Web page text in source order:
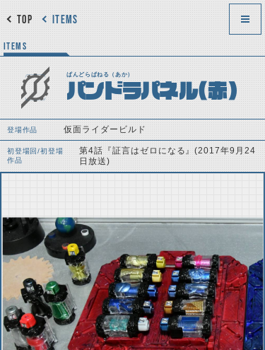
ITEMS
TOP
ITEMS
ぱんどらぱねる（あか）
パンドラパネル(赤)
登場作品 仮面ライダービルド
初登場回/初登場
作品
第4話『証言はゼロになる』(2017年9月24
日放送)